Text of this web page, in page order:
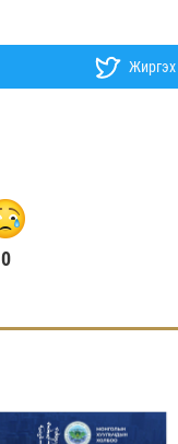
Жиргэх
0